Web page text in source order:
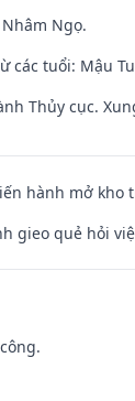
Ngọ.
các tuổi: Mậu
Thủy cục.
hành mở kho
gieo quẻ hỏi